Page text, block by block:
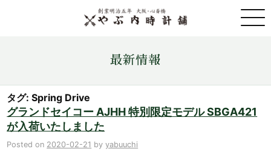
金・プラチナ・コイン売買
店舗情報
最新情報
タグ: Spring Drive
グランドセイコー AJHH 特別限定モデル SBGA421
が入荷いたしました
Posted on 2020-02-21 byyabuuchi